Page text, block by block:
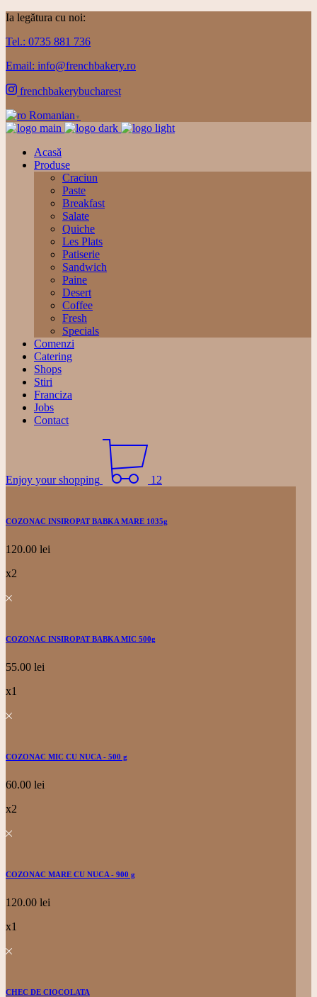
Ia legătura cu noi:
Tel.: 0735 881 736
Email: info@frenchbakery.ro
frenchbakerybucharest
Romanian ▼
Acasă
Produse
Craciun
Paste
Breakfast
Salate
Quiche
Les Plats
Patiserie
Sandwich
Paine
Desert
Coffee
Fresh
Specials
Comenzi
Catering
Shops
Stiri
Franciza
Jobs
Contact
Enjoy your shopping 12
COZONAC INSIROPAT BABKA MARE 1035g
120.00 lei
x2
COZONAC INSIROPAT BABKA MIC 500g
55.00 lei
x1
COZONAC MIC CU NUCA - 500 g
60.00 lei
x2
COZONAC MARE CU NUCA - 900 g
120.00 lei
x1
CHEC DE CIOCOLATA